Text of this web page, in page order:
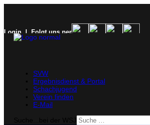
Login | Folgt uns per
SVW
Ergebnisdienst & Portal
Schachjugend
Verein finden
E-Mail